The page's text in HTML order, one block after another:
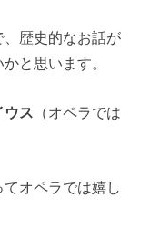
歴史的なお話が
と思います。
ウス （オペラでは
オペラでは嬉し